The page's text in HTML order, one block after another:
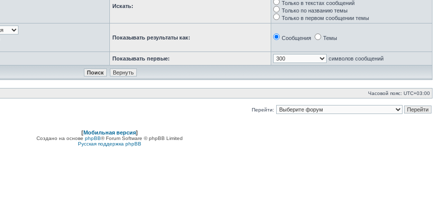
Искать:
Только в текстах сообщений
Только по названию темы
Только в первом сообщении темы
Показывать результаты как: Сообщения Темы
Показывать первые: символов сообщений
Часовой пояс: UTC+03:00
Перейти:
[Мобильная версия]
Создано на основе phpBB® Forum Software © phpBB Limited
Русская поддержка phpBB